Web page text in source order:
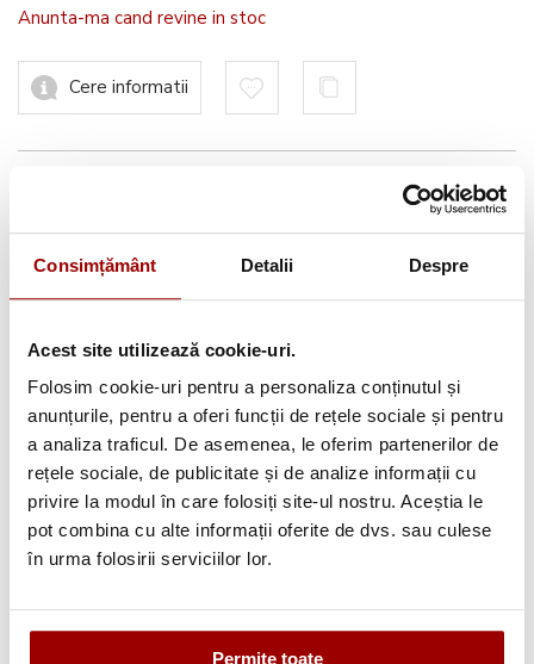
Consimțământ Detalii Despre
Acest site utilizează cookie-uri.
Folosim cookie-uri pentru a personaliza conținutul și
anunțurile, pentru a oferi funcții de rețele sociale și pentru
a analiza traficul. De asemenea, le oferim partenerilor de
rețele sociale, de publicitate și de analize informații cu
privire la modul în care folosiți site-ul nostru. Aceștia le
pot combina cu alte informații oferite de dvs. sau culese
în urma folosirii serviciilor lor.
Permite toate
Anunta-ma cand revine in stoc
Cere informatii
Avantajele tale:
Consultantaprofesionala
Deschidere coletla livrare
Pana la12 ratefara dobanda
Retur in 14 zile